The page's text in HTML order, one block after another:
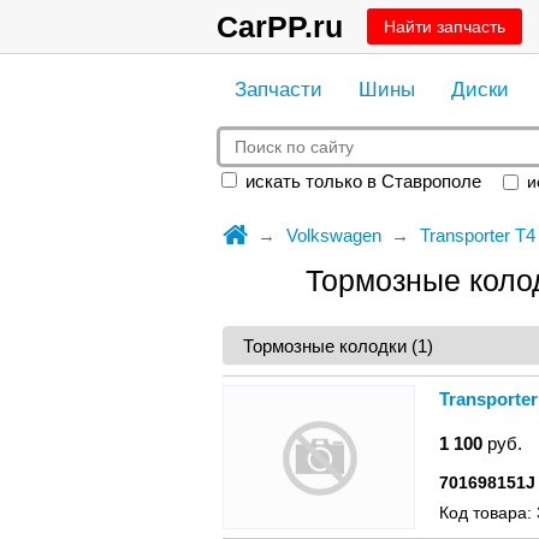
CarPP.ru Найти запчасть
Запчасти Шины Диски
искать только в Ставрополе
Volkswagen Transporter
Тормозные
1 100 руб.
701698151J
Код товара: